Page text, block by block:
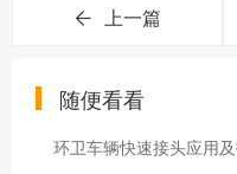
上一篇
随便看看
环卫车辆快速接头应用